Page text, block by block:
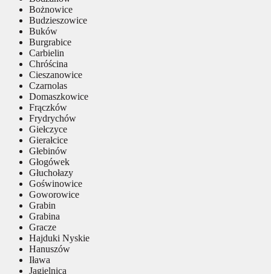
Bożnowice
Budzieszowice
Buków
Burgrabice
Carbielin
Chróścina
Cieszanowice
Czarnolas
Domaszkowice
Frączków
Frydrychów
Giełczyce
Gierałcice
Głebinów
Głogówek
Głuchołazy
Goświnowice
Goworowice
Grabin
Grabina
Gracze
Hajduki Nyskie
Hanuszów
Iława
Jagielnica